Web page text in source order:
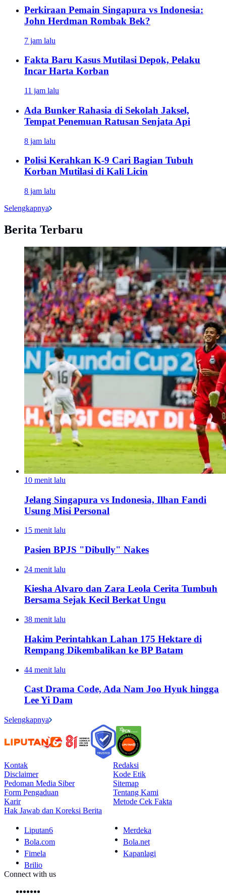
Perkiraan Pemain Singapura vs Indonesia:
John Herdman Rombak Bek?
7 jam lalu
Fakta Baru Kasus Mutilasi Depok, Pelaku
Incar Harta Korban
11 jam lalu
Ada Bunker Rahasia di Sekolah Jaksel,
Tempat Penemuan Ratusan Senjata Api
8 jam lalu
Polisi Kerahkan K-9 Cari Bagian Tubuh
Korban Mutilasi di Kali Licin
8 jam lalu
Selengkapnya
Berita Terbaru
10 menit lalu
Jelang Singapura vs Indonesia, Ilhan Fandi
Usung Misi Personal
15 menit lalu
Pasien BPJS "Dibully" Nakes
24 menit lalu
Kiesha Alvaro dan Zara Leola Cerita Tumbuh
Bersama Sejak Kecil Berkat Ungu
38 menit lalu
Hakim Perintahkan Lahan 175 Hektare di
Rempang Dikembalikan ke BP Batam
44 menit lalu
Cast Drama Code, Ada Nam Joo Hyuk hingga
Lee Yi Dam
Selengkapnya
Kontak
Redaksi
Disclaimer
Kode Etik
Pedoman Media Siber
Sitemap
Form Pengaduan
Tentang Kami
Karir
Metode Cek Fakta
Hak Jawab dan Koreksi Berita
Liputan6
Merdeka
Bola.com
Bola.net
Fimela
Kapanlagi
Brilio
Connect with us